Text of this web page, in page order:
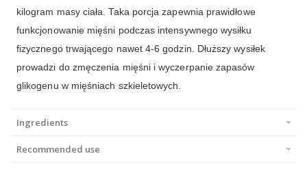
kilogram masy ciała. Taka porcja zapewnia prawidłowe
funkcjonowanie mięśni podczas intensywnego wysiłku
fizycznego trwającego nawet 4-6 godzin. Dłuższy wysiłek
prowadzi do zmęczenia mięśni i wyczerpanie zapasów
glikogenu w mięśniach szkieletowych.
Ingredients
Recommended use